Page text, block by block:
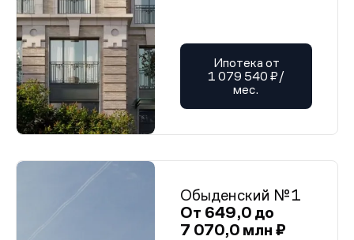
Ипотека от
1 079 540 ₽/
мес.
Обыденский №1
От 649,0 до
7 070,0 млн ₽